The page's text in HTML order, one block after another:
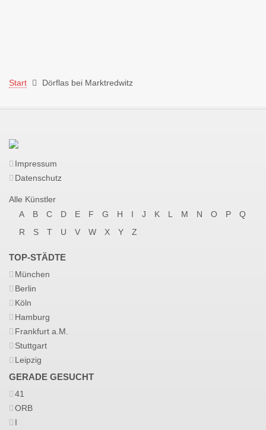
Start Dörflas bei Marktredwitz
Impressum
Datenschutz
Alle Künstler
A
B C D E F G H I J K L M N O P
Q
R
S T U V W X Y Z
TOP-STÄDTE
München
Berlin
Köln
Hamburg
Frankfurt a.M.
Stuttgart
Leipzig
GERADE GESUCHT
41
ORB
I